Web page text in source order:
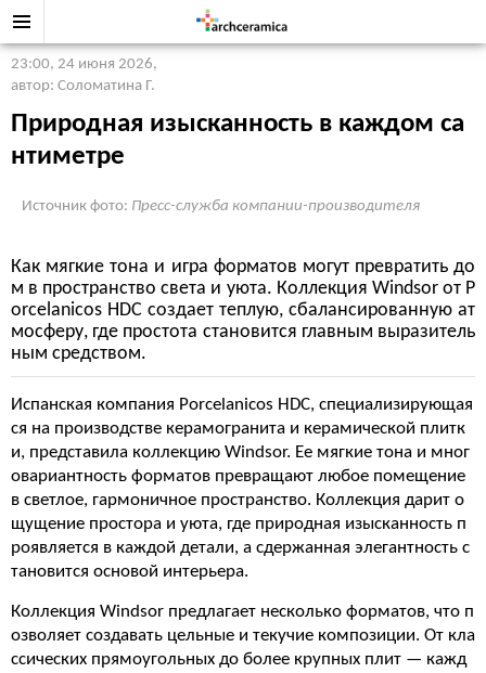
23:00, 24 июня 2026,
автор: Соломатина Г.
Природная изысканность в каждом са
нтиметре
Источник фото: Пресс-служба компании-производителя
Как мягкие тона и игра форматов могут превратить до
м в пространство света и уюта. Коллекция Windsor от P
orcelanicos HDC создает теплую, сбалансированную ат
мосферу, где простота становится главным выразитель
ным средством.
Испанская компания Porcelanicos HDC, специализирующая
ся на производстве керамогранита и керамической плитк
и, представила коллекцию Windsor. Ее мягкие тона и мног
овариантность форматов превращают любое помещение
в светлое, гармоничное пространство. Коллекция дарит о
щущение простора и уюта, где природная изысканность п
роявляется в каждой детали, а сдержанная элегантность с
тановится основой интерьера.
Коллекция Windsor предлагает несколько форматов, что п
озволяет создавать цельные и текучие композиции. От кла
ссических прямоугольных до более крупных плит — кажд